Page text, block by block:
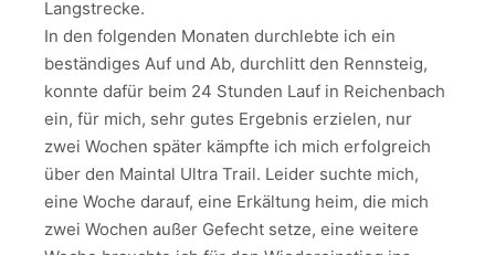
Langstrecke.
In den folgenden Monaten durchlebte ich ein
beständiges Auf und Ab, durchlitt den Rennsteig,
konnte dafür beim 24 Stunden Lauf in Reichenbach
ein, für mich, sehr gutes Ergebnis erzielen, nur
zwei Wochen später kämpfte ich mich erfolgreich
über den Maintal Ultra Trail. Leider suchte mich,
eine Woche darauf, eine Erkältung heim, die mich
zwei Wochen außer Gefecht setze, eine weitere